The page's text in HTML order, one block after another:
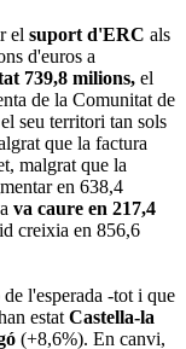
el suport d'ERC als
d'euros a
739,8 milions, el
de la Comunitat de
seu territori tan sols
que la factura
malgrat que la
en 638,4
va caure en 217,4
creixia en 856,6
l'esperada -tot i que
estat Castella-la
(+8,6%). En canvi,